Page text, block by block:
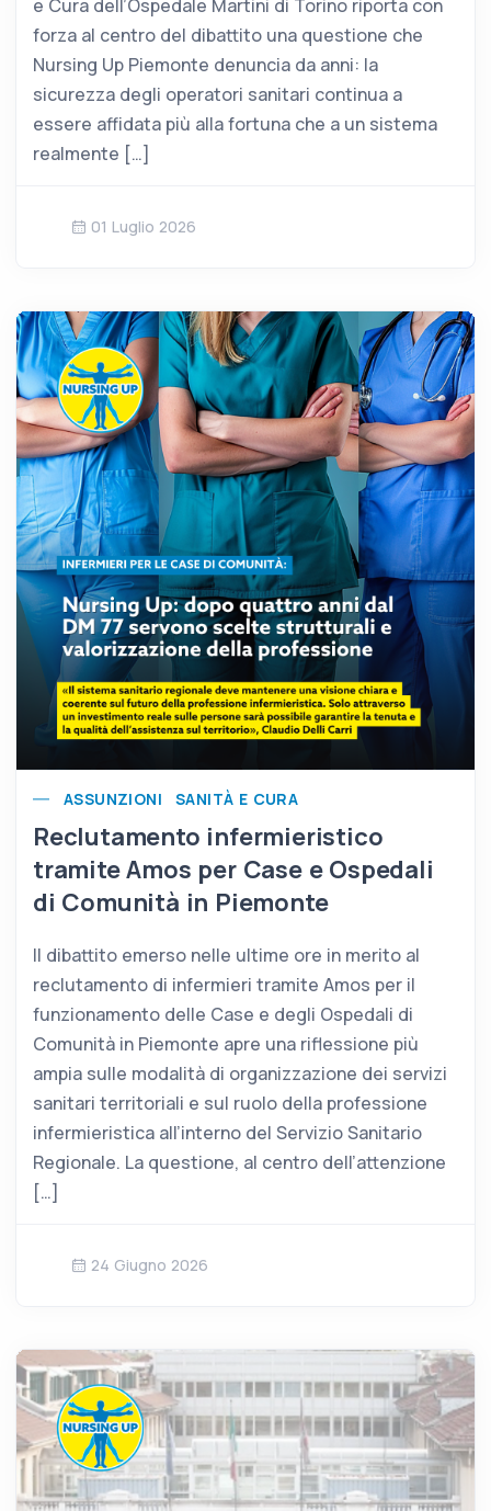
e Cura dell’Ospedale Martini di Torino riporta con
forza al centro del dibattito una questione che
Nursing Up Piemonte denuncia da anni: la
sicurezza degli operatori sanitari continua a
essere affidata più alla fortuna che a un sistema
realmente […]
01 Luglio 2026
ASSUNZIONI SANITÀ E CURA
Reclutamento infermieristico
tramite Amos per Case e Ospedali
di Comunità in Piemonte
Il dibattito emerso nelle ultime ore in merito al
reclutamento di infermieri tramite Amos per il
funzionamento delle Case e degli Ospedali di
Comunità in Piemonte apre una riflessione più
ampia sulle modalità di organizzazione dei servizi
sanitari territoriali e sul ruolo della professione
infermieristica all’interno del Servizio Sanitario
Regionale. La questione, al centro dell’attenzione
[…]
24 Giugno 2026